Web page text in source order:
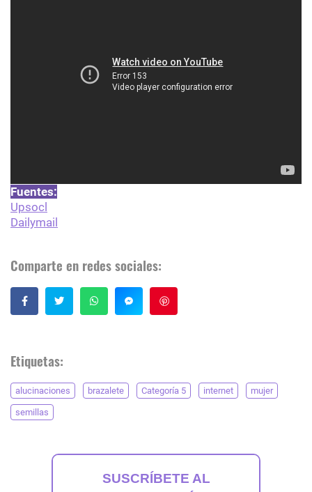
Fuentes:
Upsocl
Dailymail
Comparte en redes sociales:
Etiquetas:
alucinaciones brazalete Categoría 5 internet mujer
semillas
SUSCRÍBETE AL